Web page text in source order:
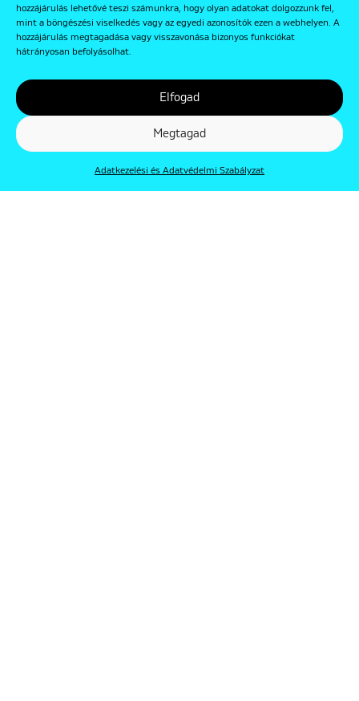
hozzájárulás lehetővé teszi számunkra, hogy olyan adatokat dolgozzunk fel,
mint a böngészési viselkedés vagy az egyedi azonosítók ezen a webhelyen. A
hozzájárulás megtagadása vagy visszavonása bizonyos funkciókat
hátrányosan befolyásolhat.
Elfogad
Megtagad
Adatkezelési és Adatvédelmi Szabályzat